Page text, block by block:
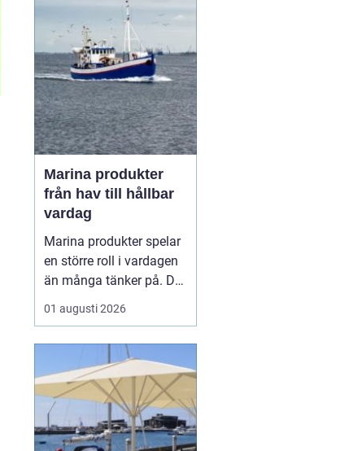
söker en lösning som
klarar fuktiga höstar,
blåsiga vintrar och
varma sommardagar
utan att...
Marina produkter
från hav till hållbar
vardag
Marina produkter spelar
en större roll i vardagen
än många tänker på. De
syns inte bara på
tallriken som fisk och
hudvård, kosttillskott,
textilier och till och med
som byggmaterial. När
fler vill leva mer hållbart
hamnar havet...
01 augusti 2026